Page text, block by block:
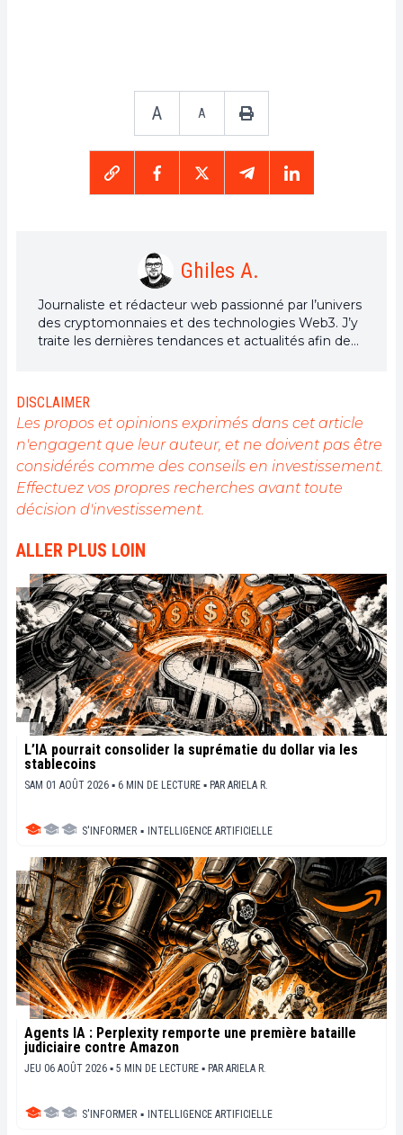
A A
Ghiles A.
Journaliste et rédacteur web passionné par l’univers
des cryptomonnaies et des technologies Web3. J’y
traite les dernières tendances et actualités afin de
DISCLAIMER
Les propos et opinions exprimés dans cet article
n'engagent que leur auteur, et ne doivent pas être
considérés comme des conseils en investissement.
Effectuez vos propres recherches avant toute
décision d'investissement.
ALLER PLUS LOIN
L’IA pourrait consolider la suprématie du dollar via les
stablecoins
SAM 01 AOÛT 2026 ▪ 6 MIN DE LECTURE ▪ PAR ARIELA R.
S'INFORMER ▪ INTELLIGENCE ARTIFICIELLE
Agents IA : Perplexity remporte une première bataille
judiciaire contre Amazon
JEU 06 AOÛT 2026 ▪ 5 MIN DE LECTURE ▪ PAR ARIELA R.
S'INFORMER ▪ INTELLIGENCE ARTIFICIELLE